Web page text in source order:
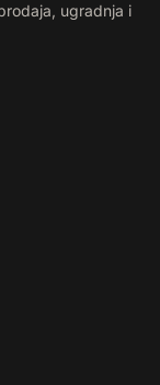
ugradnja i